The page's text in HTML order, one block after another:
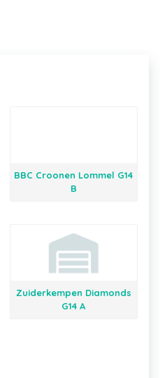
BBC Croonen Lommel G14
B
Zuiderkempen Diamonds
G14 A